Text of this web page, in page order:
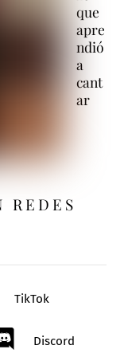
que
apre
ndió
a
cant
ar
REDES
TikTok
Discord